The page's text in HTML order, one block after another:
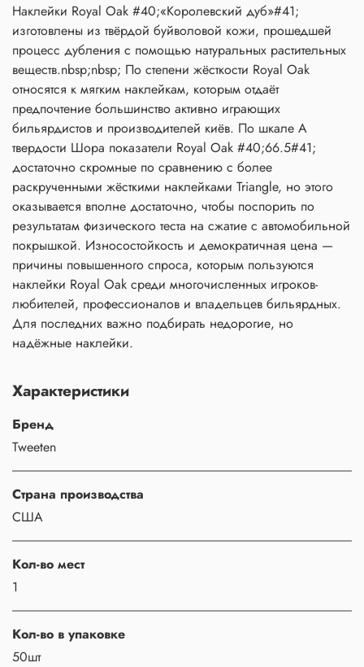
Наклейки Royal Oak #40;«Королевский дуб»#41;
изготовлены из твёрдой буйволовой кожи, прошедшей
процесс дубления с помощью натуральных растительных
веществ.nbsp;nbsp; По степени жёсткости Royal Oak
относятся к мягким наклейкам, которым отдаёт
предпочтение большинство активно играющих
бильярдистов и производителей киёв. По шкале А
твердости Шора показатели Royal Oak #40;66.5#41;
достаточно скромные по сравнению с более
раскрученными жёсткими наклейками Triangle, но этого
оказывается вполне достаточно, чтобы поспорить по
результатам физического теста на сжатие с автомобильной
покрышкой. Износостойкость и демократичная цена —
причины повышенного спроса, которым пользуются
наклейки Royal Oak среди многочисленных игроков-
любителей, профессионалов и владельцев бильярдных.
Для последних важно подбирать недорогие, но
надёжные наклейки.
Характеристики
Бренд
Tweeten
Страна производства
США
Кол-во мест
1
Кол-во в упаковке
50шт